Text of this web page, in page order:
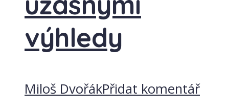
výhledy
Miloš DvořákPřidat komentář